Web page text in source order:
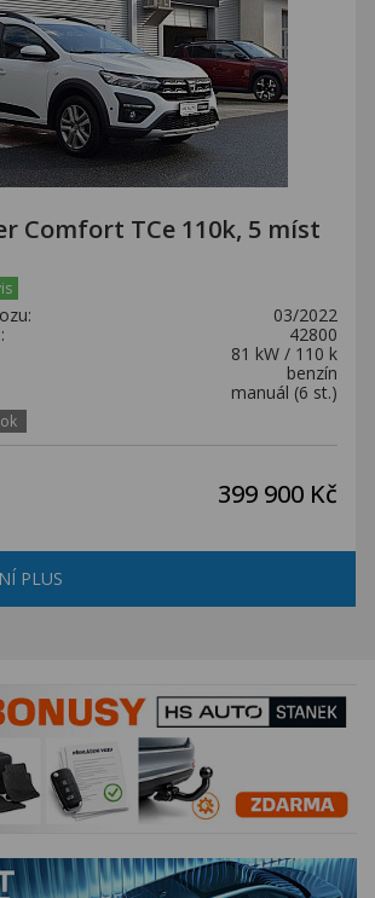
Comfort TCe 110k, 5 míst
03/2022
42800
81 kW / 110 k
benzín
manuál (6 st.)
399 900 Kč
PLUS